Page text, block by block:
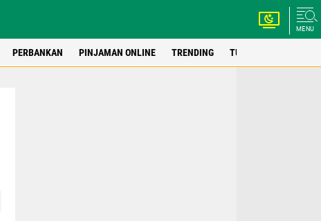
MENU
PERBANKAN PINJAMAN ONLINE TRENDING TUTORIAL